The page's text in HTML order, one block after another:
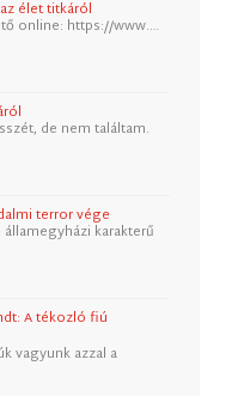
élet titkáról
online: https://www.…
de nem találtam.
terror vége
karakterű
A tékozló fiú
vagyunk azzal a